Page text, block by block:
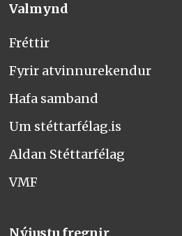
Valmynd
Fréttir
Fyrir atvinnurekendur
Hafa samband
Um stéttarfélag.is
Aldan Stéttarfélag
VMF